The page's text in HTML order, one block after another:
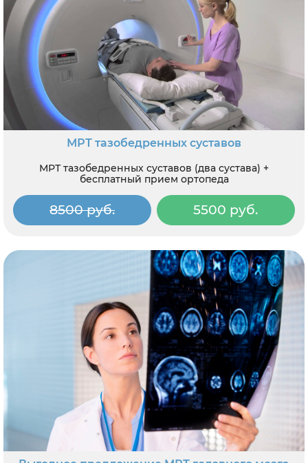
МРТ тазобедренных суставов
МРТ тазобедренных суставов (два сустава) +
бесплатный прием ортопеда
8500 руб. 5500 руб.